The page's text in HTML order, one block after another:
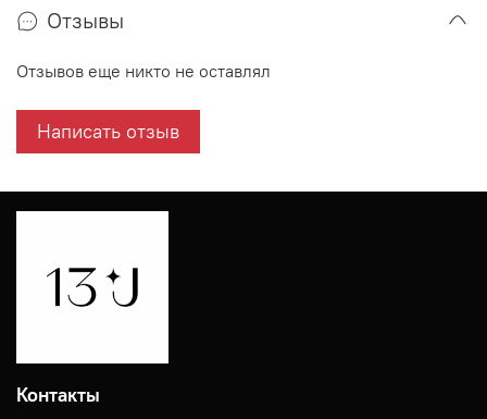
Отзывы
Отзывов еще никто не оставлял
Написать отзыв
Контакты